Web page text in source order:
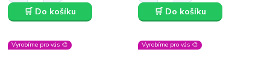
🛒 Do košíku 🛒 Do košíku
Vyrobíme pro vás 🎨 Vyrobíme pro vás 🎨